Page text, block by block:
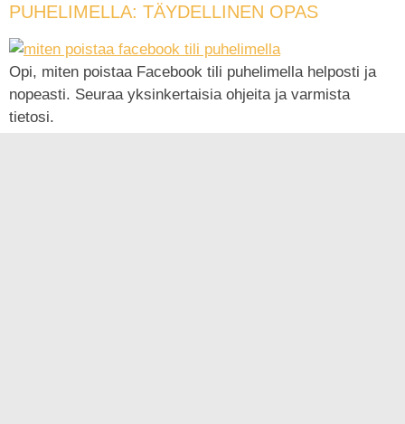
PUHELIMELLA: TÄYDELLINEN OPAS
Opi, miten poistaa Facebook tili puhelimella helposti ja
nopeasti. Seuraa yksinkertaisia ohjeita ja varmista
tietosi.